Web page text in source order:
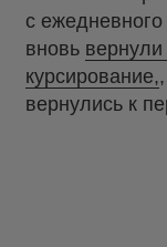
с
вновь
курсирование,
вернулись к